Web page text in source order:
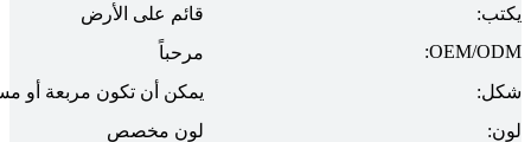
يكتب:
قائم على الأرض
OEM/ODM:
مرحباً
شكل:
يمكن أن تكون مربعة أو
لون:
لون مخصص